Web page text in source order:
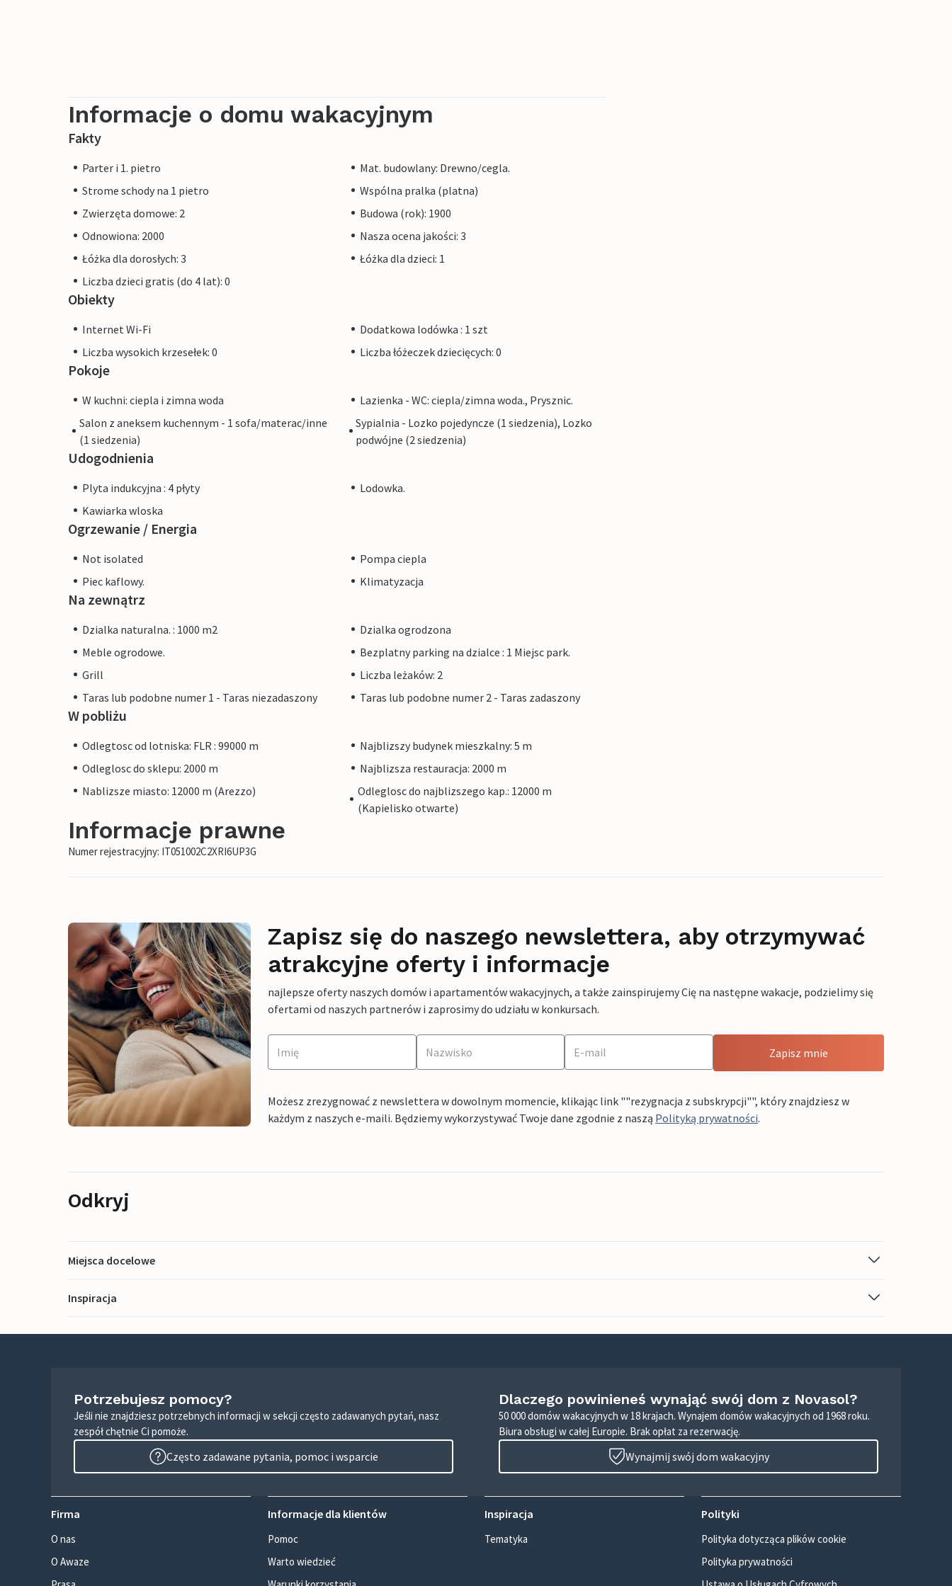
Informacje o domu wakacyjnym
Fakty
Parter i 1. pietro
Mat. budowlany: Drewno/cegla.
Strome schody na 1 pietro
Wspólna pralka (platna)
Zwierzęta domowe: 2
Budowa (rok): 1900
Odnowiona: 2000
Nasza ocena jakości: 3
Łóżka dla dorosłych: 3
Łóżka dla dzieci: 1
Liczba dzieci gratis (do 4 lat): 0
Obiekty
Internet Wi-Fi
Dodatkowa lodówka : 1 szt
Liczba wysokich krzesełek: 0
Liczba łóżeczek dziecięcych: 0
Pokoje
W kuchni: ciepla i zimna woda
Lazienka - WC: ciepla/zimna woda., Prysznic.
Salon z aneksem kuchennym - 1 sofa/materac/inne
(1 siedzenia)
Sypialnia - Lozko pojedyncze (1 siedzenia), Lozko
podwójne (2 siedzenia)
Udogodnienia
Plyta indukcyjna : 4 płyty
Lodowka.
Kawiarka wloska
Ogrzewanie / Energia
Not isolated
Pompa ciepla
Piec kaflowy.
Klimatyzacja
Na zewnątrz
Dzialka naturalna. : 1000 m2
Dzialka ogrodzona
Meble ogrodowe.
Bezplatny parking na dzialce : 1 Miejsc park.
Grill
Liczba leżaków: 2
Taras lub podobne numer 1 - Taras niezadaszony
Taras lub podobne numer 2 - Taras zadaszony
W pobliżu
Odlegtosc od lotniska: FLR : 99000 m
Najblizszy budynek mieszkalny: 5 m
Odleglosc do sklepu: 2000 m
Najblizsza restauracja: 2000 m
Nablizsze miasto: 12000 m (Arezzo)
Odleglosc do najblizszego kap.: 12000 m
(Kapielisko otwarte)
Informacje prawne
Numer rejestracyjny: IT051002C2XRI6UP3G
Zapisz się do naszego newslettera, aby otrzymywać
atrakcyjne oferty i informacje
najlepsze oferty naszych domów i apartamentów wakacyjnych, a także zainspirujemy Cię na następne wakacje, podzielimy się
ofertami od naszych partnerów i zaprosimy do udziału w konkursach.
Zapisz mnie
Możesz zrezygnować z newslettera w dowolnym momencie, klikając link ""rezygnacja z subskrypcji"", który znajdziesz w
każdym z naszych e-maili. Będziemy wykorzystywać Twoje dane zgodnie z naszą Polityką prywatności.
Odkryj
Miejsca docelowe
Inspiracja
Potrzebujesz pomocy?
Jeśli nie znajdziesz potrzebnych informacji w sekcji często zadawanych pytań, nasz
zespół chętnie Ci pomoże.
Często zadawane pytania, pomoc i wsparcie
Dlaczego powinieneś wynająć swój dom z Novasol?
50 000 domów wakacyjnych w 18 krajach. Wynajem domów wakacyjnych od 1968 roku.
Biura obsługi w całej Europie. Brak opłat za rezerwację.
Wynajmij swój dom wakacyjny
Firma
O nas
O Awaze
Informacje dla klientów
Pomoc
Warto wiedzieć
Inspiracja
Tematyka
Polityki
Polityka dotycząca plików cookie
Polityka prywatności